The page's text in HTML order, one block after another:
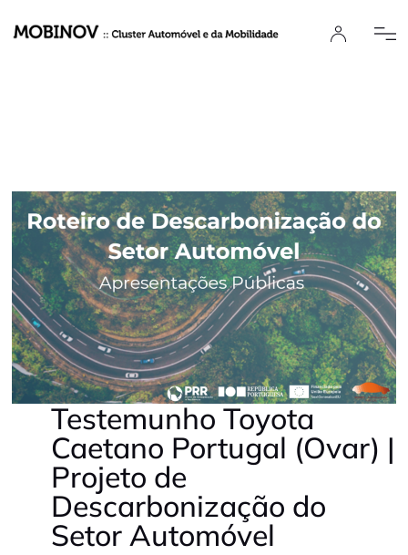
Testemunho Toyota
Caetano Portugal (Ovar) |
Projeto de
Descarbonização do
Setor Automóvel